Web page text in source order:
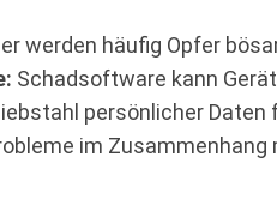
werden häufig Opfer
Schadsoftware kann
persönlicher
im